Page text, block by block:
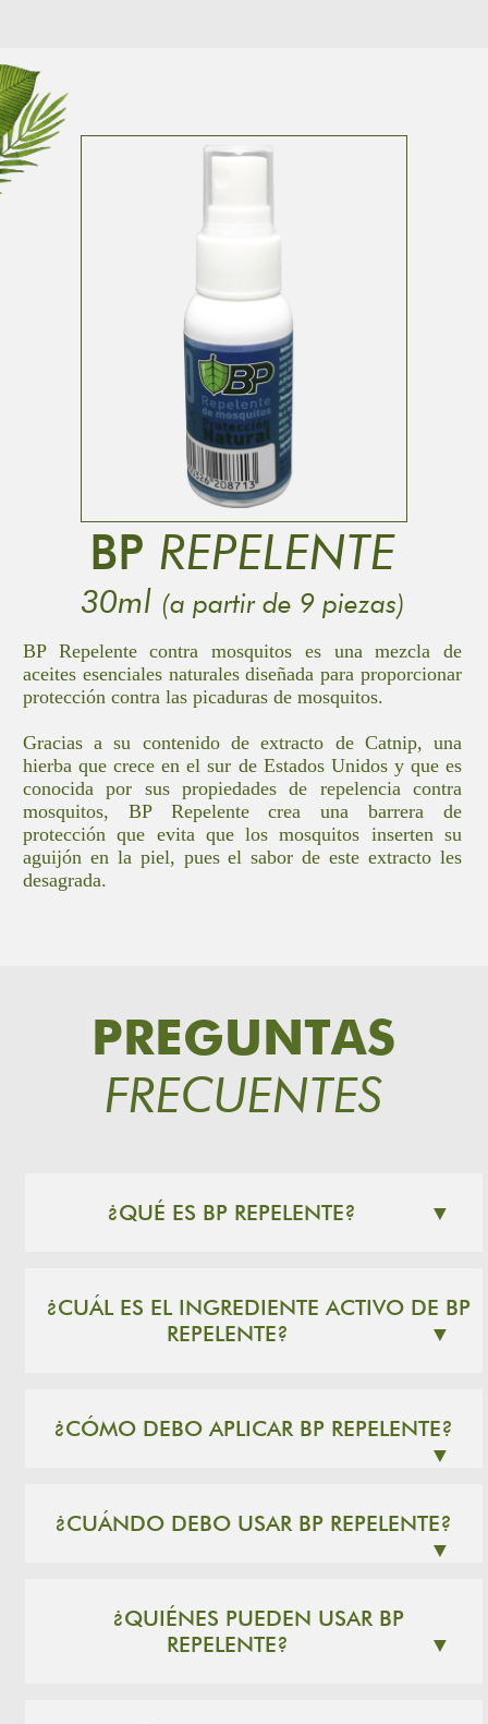
BP REPELENTE
30ml (a partir de 9 piezas)
BP Repelente contra mosquitos es una mezcla de
aceites esenciales naturales diseñada para proporcionar
protección contra las picaduras de mosquitos.
Gracias a su contenido de extracto de Catnip, una
hierba que crece en el sur de Estados Unidos y que es
conocida por sus propiedades de repelencia contra
mosquitos, BP Repelente crea una barrera de
protección que evita que los mosquitos inserten su
aguijón en la piel, pues el sabor de este extracto les
desagrada.
PREGUNTAS
FRECUENTES
¿QUÉ ES BP REPELENTE? ▼
¿CUÁL ES EL INGREDIENTE ACTIVO DE BP
REPELENTE?
▼
¿CÓMO DEBO APLICAR BP REPELENTE?
▼
¿CUÁNDO DEBO USAR BP REPELENTE?
▼
¿QUIÉNES PUEDEN USAR BP
REPELENTE?
▼